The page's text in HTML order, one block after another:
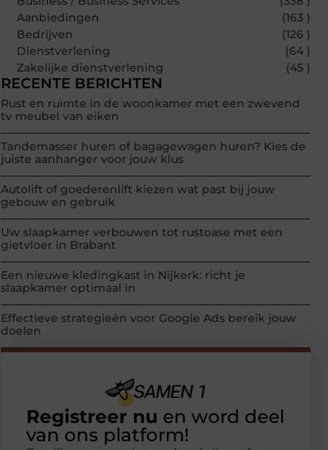
Aanbiedingen
(163 )
Bedrijven
(126 )
Dienstverlening
(64 )
Zakelijke dienstverlening
(45 )
RECENTE BERICHTEN
Rust en ruimte in de woonkamer met een zwevend
tv meubel van eiken
Tandemasser huren of bagagewagen huren? Kies de
juiste aanhanger voor jouw klus
Autolift of goederenlift kiezen wat past bij jouw
gebouw en gebruik
Uw slaapkamer verbouwen tot rustoase met een
gietvloer in Brabant
Een nieuwe kledingkast in Nijkerk: richt je
slaapkamer optimaal in
Effectieve strategieën voor Google Ads bereik jouw
doelen
Registreer nu en word deel
van ons platform!